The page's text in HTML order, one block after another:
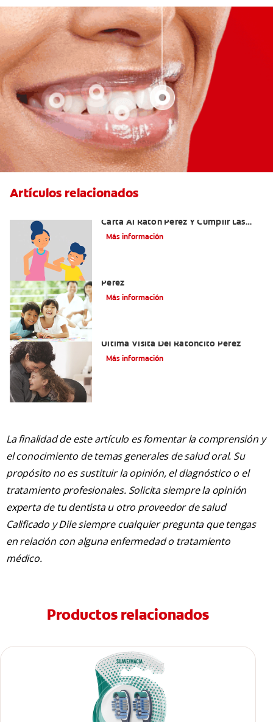
Artículos relacionados
Carta Al Ratón Pérez Y Cumplir Las
Fantasías De Su Hijo/A
Más información
Pérez
Más información
Última Visita Del Ratoncito Pérez
Más información
La finalidad de este artículo es fomentar la comprensión y
el conocimiento de temas generales de salud oral. Su
propósito no es sustituir la opinión, el diagnóstico o el
tratamiento profesionales. Solicita siempre la opinión
experta de tu dentista u otro proveedor de salud
Calificado y Dile siempre cualquier pregunta que tengas
en relación con alguna enfermedad o tratamiento
médico.
Productos relacionados